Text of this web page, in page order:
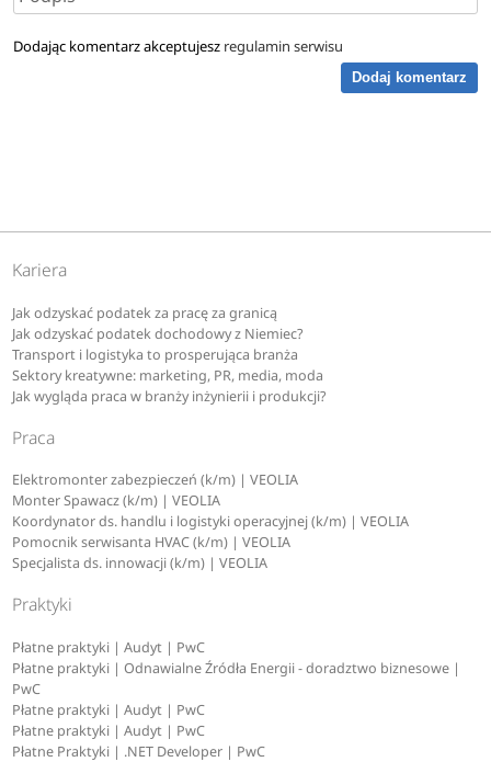
Dodając komentarz akceptujesz regulamin serwisu
Dodaj komentarz
Kariera
Jak odzyskać podatek za pracę za granicą
Jak odzyskać podatek dochodowy z Niemiec?
Transport i logistyka to prosperująca branża
Sektory kreatywne: marketing, PR, media, moda
Jak wygląda praca w branży inżynierii i produkcji?
Praca
Elektromonter zabezpieczeń (k/m) | VEOLIA
Monter Spawacz (k/m) | VEOLIA
Koordynator ds. handlu i logistyki operacyjnej (k/m) | VEOLIA
Pomocnik serwisanta HVAC (k/m) | VEOLIA
Specjalista ds. innowacji (k/m) | VEOLIA
Praktyki
Płatne praktyki | Audyt | PwC
Płatne praktyki | Odnawialne Źródła Energii - doradztwo biznesowe |
PwC
Płatne praktyki | Audyt | PwC
Płatne praktyki | Audyt | PwC
Płatne Praktyki | .NET Developer | PwC